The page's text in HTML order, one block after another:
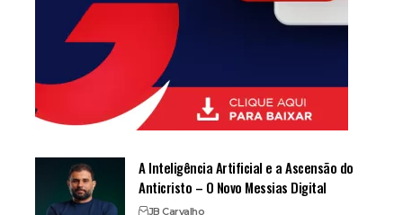
A Inteligência Artificial e a Ascensão do
Anticristo – O Novo Messias Digital
JB Carvalho